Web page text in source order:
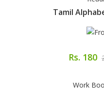
Tamil
Rs. 180
Work